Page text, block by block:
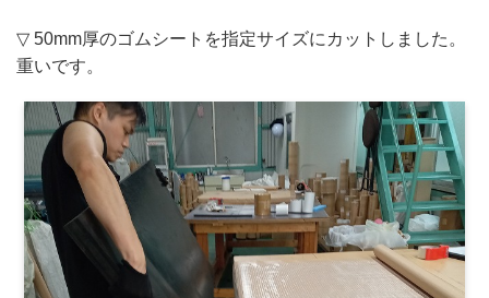
▽ 50mm厚のゴムシートを指定サイズにカットしました。
重いです。